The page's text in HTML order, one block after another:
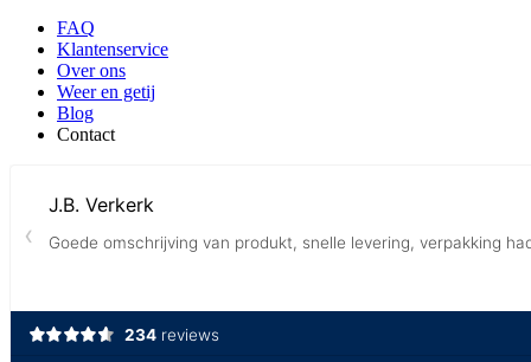
FAQ
Klantenservice
Over ons
Weer en getij
Blog
Contact